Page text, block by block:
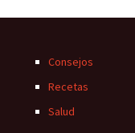
Consejos
Recetas
Salud